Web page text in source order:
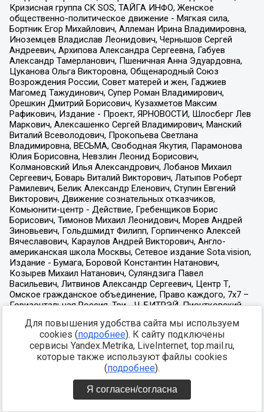
Для повышения удобства сайта мы используем
cookies (подробнее). К сайту подключены
сервисы Yandex.Metrika, LiveInternet, top.mail.ru,
которые также используют файлы cookies
(подробнее).
Я согласен/согласна